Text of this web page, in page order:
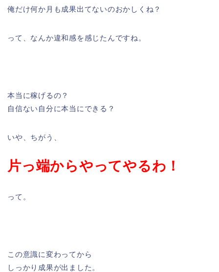
俺だけ何か月も成果出てないのおかしくね？
って、なんか違和感を感じたんですね。
本当に稼げるの？
自信ない自分に本当にできる？
いや、ちがう、
片っ端からやってやるわ！
って。
この意識に変わってから
しっかり成果が出ました。